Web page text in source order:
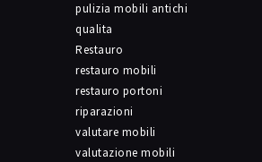
pulizia mobili antichi
qualita
Restauro
restauro mobili
restauro portoni
riparazioni
valutare mobili
valutazione mobili